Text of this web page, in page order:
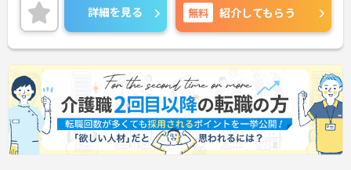
詳細を見る 無料 紹介してもらう